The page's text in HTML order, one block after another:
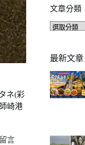
ネ(彩
崎港
言
文章分類
文
類
最新文章